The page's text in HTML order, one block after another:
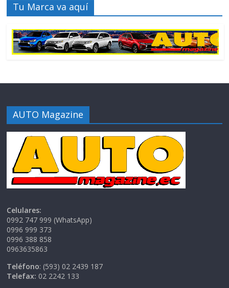
Tu Marca va aquí
AUTO Magazine
Celulares:
0992 747 999 (WhatsApp)
0996 999 373
0996 388 858
0963635863
Teléfono: (593) 02 2439 187
Telefax: 02 2242 133